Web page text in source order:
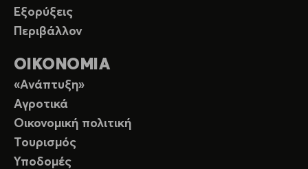
Εξορύξεις
Περιβάλλον
ΟΙΚΟΝΟΜΙΑ
«Ανάπτυξη»
Αγροτικά
Οικονομική πολιτική
Τουρισμός
Υποδομές